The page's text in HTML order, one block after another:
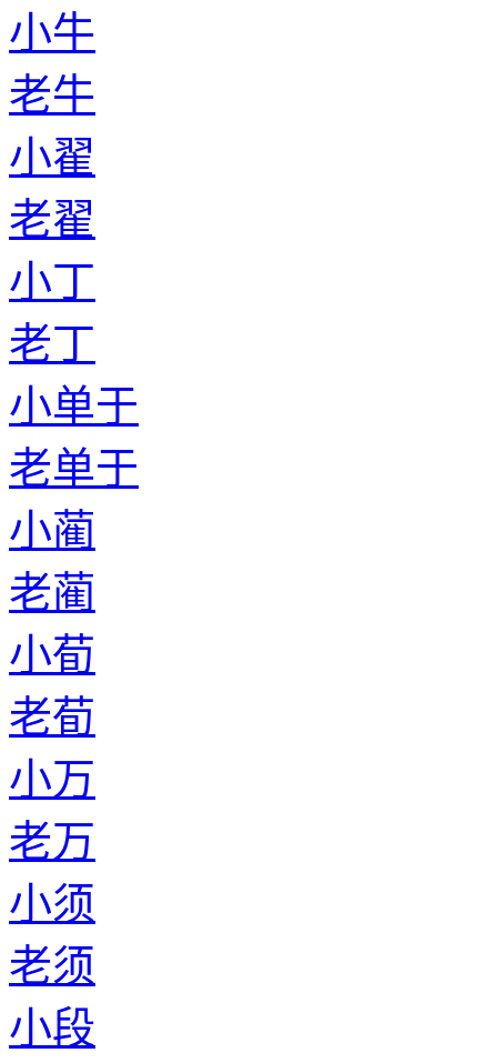
小牛
老牛
小翟
老翟
小丁
老丁
小单于
老单于
小蔺
老蔺
小荀
老荀
小万
老万
小须
老须
小段